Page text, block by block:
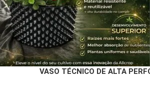
VASO TÉCNICO DE ALTA